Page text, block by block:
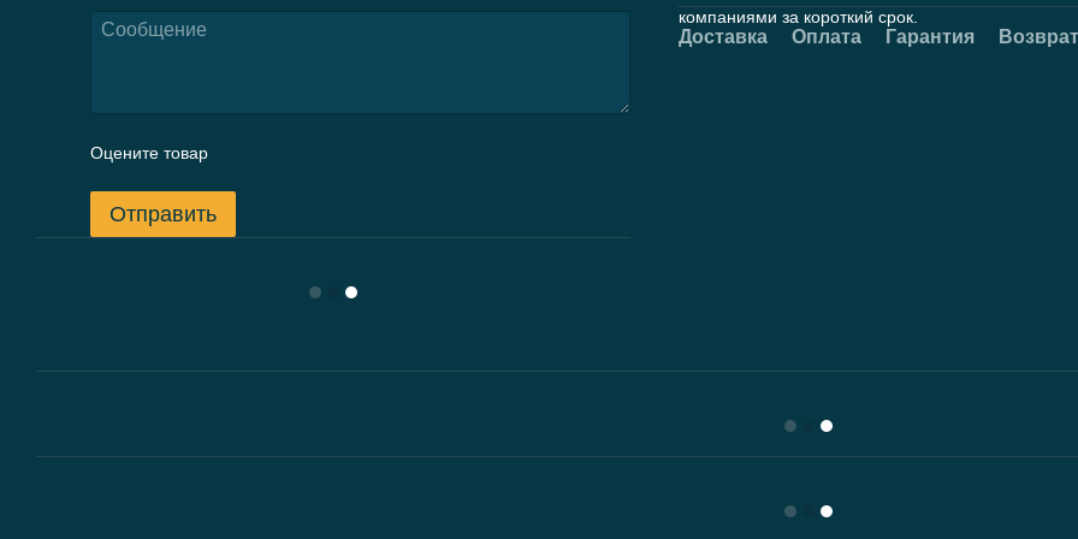
Оцените товар
Отправить
компаниями за короткий срок.
Доставка Оплата Гарантия Возврат